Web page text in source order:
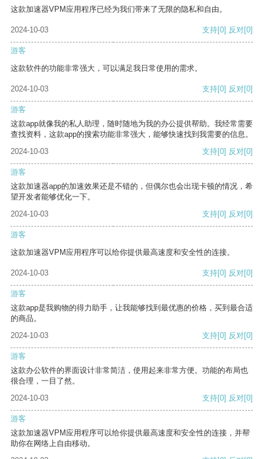
这款加速器VPM应用程序已经为我们带来了无限的隐私和自由。
2024-10-03 支持[0] 反对[0]
游客
这款软件的功能非常强大，可以满足我日常使用的需求。
2024-10-03 支持[0] 反对[0]
游客
这款app就像我的私人助理，随时随地为我的办公提供帮助。我经常需要
查找资料，这款app的搜索功能非常强大，能够快速找到我需要的信息。
2024-10-03
支持[0] 反对[0]
游客
这款加速器app的加速效果还是不错的，但偶尔也会出现卡顿的情况，希
望开发者能够优化一下。
2024-10-03
支持[0] 反对[0]
游客
这款加速器VPM应用程序可以给你提供最高速度和安全性的连接。
2024-10-03 支持[0] 反对[0]
游客
这款app是我购物的得力助手，让我能够找到最优惠的价格，买到最合适
的商品。
2024-10-03
支持[0] 反对[0]
游客
这款办公软件的界面设计非常简洁，使用起来非常方便。功能的布局也
很合理，一目了然。
2024-10-03
支持[0] 反对[0]
游客
这款加速器VPM应用程序可以给你提供最高速度和安全性的连接，并帮
助你在网络上自由移动。